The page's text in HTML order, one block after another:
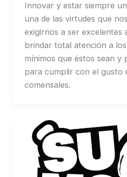
Innovar y estar siempre
una de las virtudes que
exigirnos a ser excelentes
brindar total atención a
mínimos que éstos sean y
para cumplir con el gusto
comensales.